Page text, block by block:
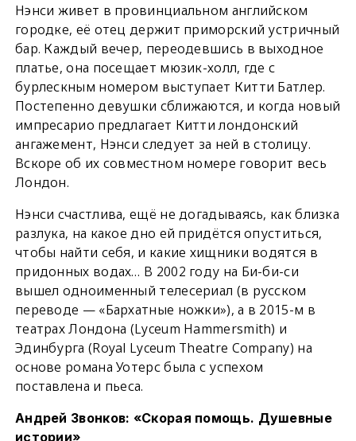
Нэнси живет в провинциальном английском
городке, её отец держит приморский устричный
бар. Каждый вечер, переодевшись в выходное
платье, она посещает мюзик-холл, где с
бурлескным номером выступает Китти Батлер.
Постепенно девушки сближаются, и когда новый
импресарио предлагает Китти лондонский
ангажемент, Нэнси следует за ней в столицу.
Вскоре об их совместном номере говорит весь
Лондон.
Нэнси счастлива, ещё не догадываясь, как близка
разлука, на какое дно ей придётся опуститься,
чтобы найти себя, и какие хищники водятся в
придонных водах… В 2002 году на Би-би-си
вышел одноименный телесериал (в русском
переводе — «Бархатные ножки»), а в 2015-м в
театрах Лондона (Lyceum Hammersmith) и
Эдинбурга (Royal Lyceum Theatre Company) на
основе романа Уотерс была с успехом
поставлена и пьеса.
Андрей Звонков: «Скорая помощь. Душевные
истории»